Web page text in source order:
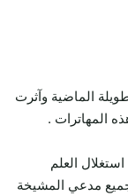
الماضية وآثرت
المهاترات .
العلم
مدعي المشيخة